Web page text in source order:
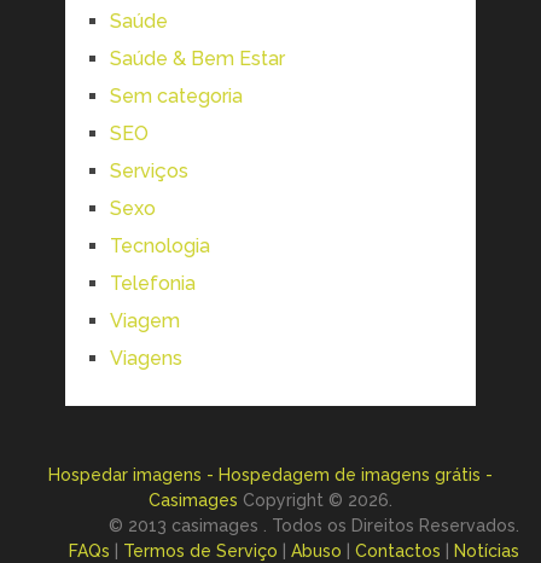
Saúde
Saúde & Bem Estar
Sem categoria
SEO
Serviços
Sexo
Tecnologia
Telefonia
Viagem
Viagens
Hospedar imagens - Hospedagem de imagens grátis -
Casimages Copyright © 2026.
© 2013 casimages . Todos os Direitos Reservados.
FAQs | Termos de Serviço |Abuso |Contactos |Notícias